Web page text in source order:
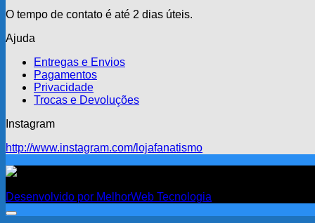
O tempo de contato é até 2 dias úteis.
Ajuda
Entregas e Envios
Pagamentos
Privacidade
Trocas e Devoluções
Instagram
http://www.instagram.com/lojafanatismo
Desenvolvido por MelhorWeb Tecnologia